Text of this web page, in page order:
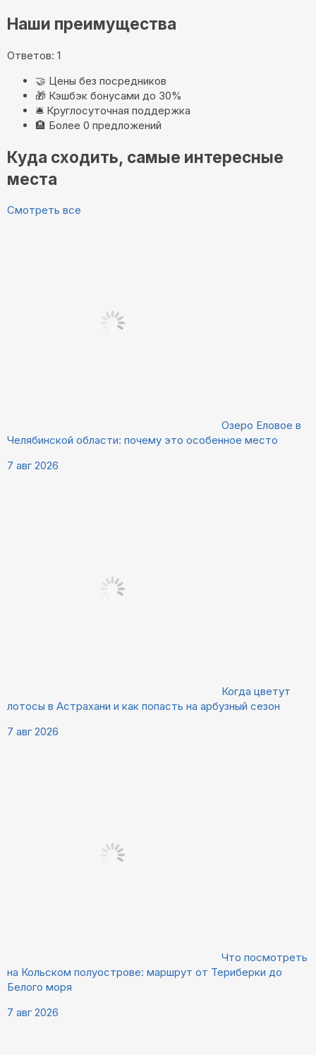
Наши преимущества
Ответов: 1
🤝 Цены без посредников
🎁 Кэшбэк бонусами до 30%
🛎️ Круглосуточная поддержка
🏨 Более 0 предложений
Куда сходить, самые интересные
места
Смотреть все
Озеро Еловое в
Челябинской области: почему это особенное место
7 авг 2026
Когда цветут
лотосы в Астрахани и как попасть на арбузный сезон
7 авг 2026
Что посмотреть
на Кольском полуострове: маршрут от Териберки до
Белого моря
7 авг 2026